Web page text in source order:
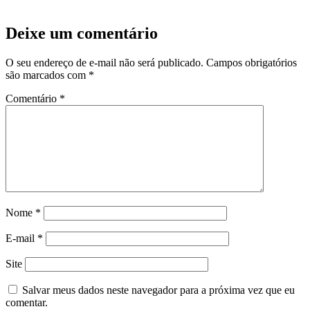
Deixe um comentário
O seu endereço de e-mail não será publicado. Campos obrigatórios
são marcados com *
Comentário *
Nome *
E-mail *
Site
Salvar meus dados neste navegador para a próxima vez que eu
comentar.